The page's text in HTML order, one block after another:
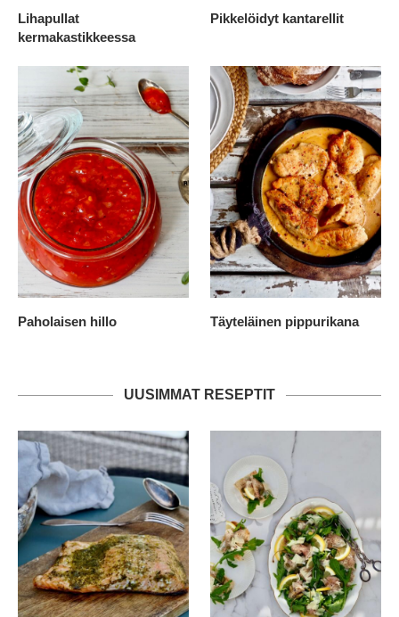
Lihapullat
kermakastikkeessa
Pikkelöidyt kantarellit
Paholaisen hillo Täyteläinen pippurikana
UUSIMMAT RESEPTIT